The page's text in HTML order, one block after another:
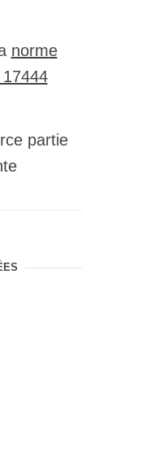
norme
partie